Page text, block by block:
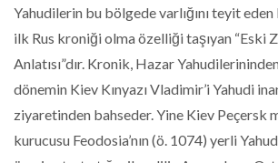
Yahudilerin bu bölgede varlığını teyit
ilk Rus kroniği olma özelliği taşıyan “Eski
Anlatısı”dır. Kronik, Hazar
dönemin Kiev Kınyazı Vladimir’i Yahudi
ziyaretinden bahseder. Yine Kiev Peçersk
kurucusu Feodosia’nın (ö. 1074) yerli